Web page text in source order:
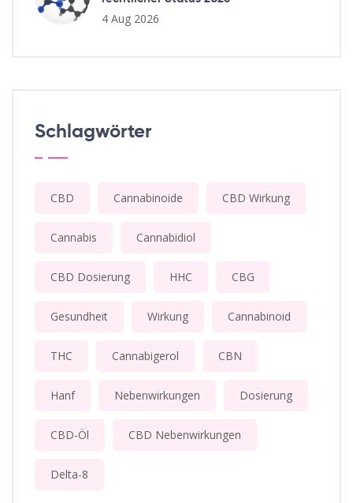
4 Aug 2026
Schlagwörter
CBD Cannabinoide CBD Wirkung
Cannabis Cannabidiol
CBD Dosierung HHC CBG
Gesundheit Wirkung Cannabinoid
THC Cannabigerol CBN
Hanf Nebenwirkungen Dosierung
CBD-Öl CBD Nebenwirkungen
Delta-8